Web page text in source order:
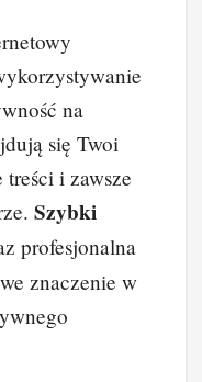
na
się Twoi
i zawsze
Szybki
profesjonalna
znaczenie w